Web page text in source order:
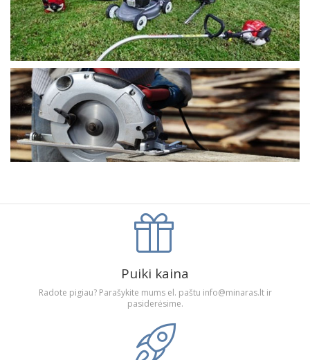
Puiki kaina
Radote pigiau? Parašykite mums el. paštu info@minaras.lt ir
pasiderėsime.